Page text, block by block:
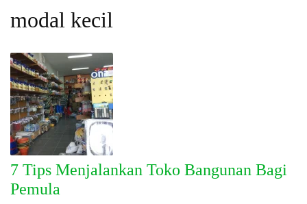
modal kecil
7 Tips Menjalankan Toko Bangunan Bagi
Pemula